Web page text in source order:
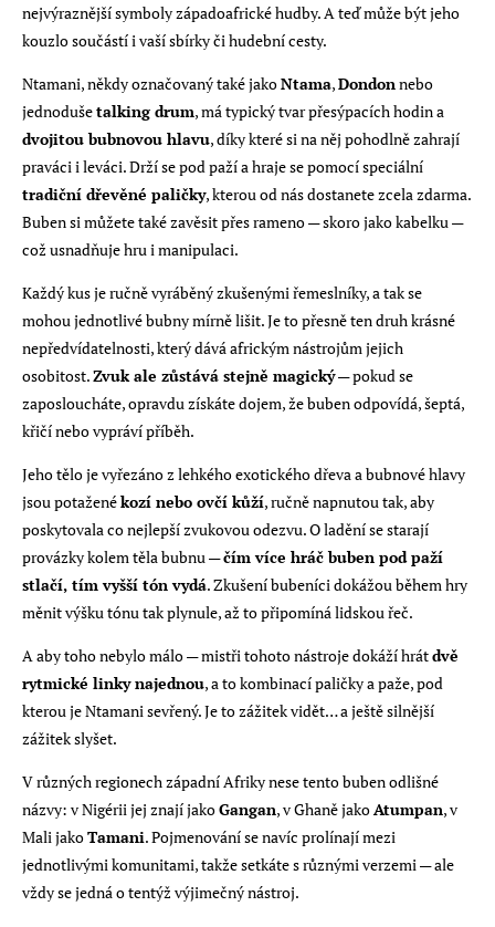
nejvýraznější symboly západoafrické hudby. A teď může být jeho
kouzlo součástí i vaší sbírky či hudební cesty.
Ntamani, někdy označovaný také jakoNtama,Dondonnebo
jednodušetalking drum, má typický tvar přesýpacích hodin a
dvojitou bubnovou hlavu, díky které si na něj pohodlně zahrají
praváci i leváci. Drží se pod paží a hraje se pomocí speciální
tradiční dřevěné paličky, kterou od nás dostanete zcela zdarma.
Buben si můžete také zavěsit přes rameno — skoro jako kabelku —
což usnadňuje hru i manipulaci.
Každý kus je ručně vyráběný zkušenými řemeslníky, a tak se
mohou jednotlivé bubny mírně lišit. Je to přesně ten druh krásné
nepředvídatelnosti, který dává africkým nástrojům jejich
osobitost.Zvuk ale zůstává stejně magický— pokud se
zaposloucháte, opravdu získáte dojem, že buben odpovídá, šeptá,
křičí nebo vypráví příběh.
Jeho tělo je vyřezáno z lehkého exotického dřeva a bubnové hlavy
jsou potaženékozí nebo ovčí kůží, ručně napnutou tak, aby
poskytovala co nejlepší zvukovou odezvu. O ladění se starají
provázky kolem těla bubnu —čím více hráč buben pod paží
stlačí, tím vyšší tón vydá. Zkušení bubeníci dokážou během hry
měnit výšku tónu tak plynule, až to připomíná lidskou řeč.
A aby toho nebylo málo — mistři tohoto nástroje dokáží hrátdvě
rytmické linky najednou, a to kombinací paličky a paže, pod
kterou je Ntamani sevřený. Je to zážitek vidět… a ještě silnější
zážitek slyšet.
V různých regionech západní Afriky nese tento buben odlišné
názvy: v Nigérii jej znají jakoGangan, v Ghaně jakoAtumpan, v
Mali jakoTamani. Pojmenování se navíc prolínají mezi
jednotlivými komunitami, takže setkáte s různými verzemi — ale
vždy se jedná o tentýž výjimečný nástroj.